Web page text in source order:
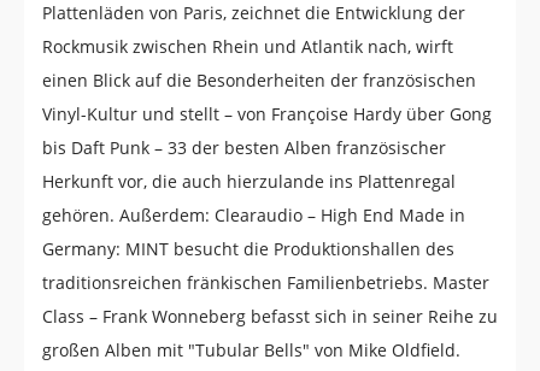
Plattenläden von Paris, zeichnet die Entwicklung der
Rockmusik zwischen Rhein und Atlantik nach, wirft
einen Blick auf die Besonderheiten der französischen
Vinyl-Kultur und stellt – von Françoise Hardy über Gong
bis Daft Punk – 33 der besten Alben französischer
Herkunft vor, die auch hierzulande ins Plattenregal
gehören. Außerdem: Clearaudio – High End Made in
Germany: MINT besucht die Produktionshallen des
traditionsreichen fränkischen Familienbetriebs. Master
Class – Frank Wonneberg befasst sich in seiner Reihe zu
großen Alben mit "Tubular Bells" von Mike Oldfield.